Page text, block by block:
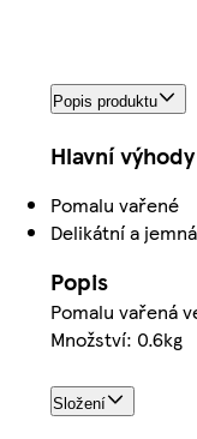
Popis produktu
Hlavní výhody
Pomalu vařené
Delikátní a
Popis
Pomalu vařená
Množství: 0.6kg
Složení